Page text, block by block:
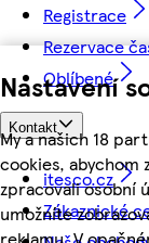
Nastavení
My a našich 18
cookies, abychom
zpracovali osobní
umožníte
reklamu. V
Registrace
Rezervace
Oblíbené
Kontakt
itesco.cz
Zákaznické